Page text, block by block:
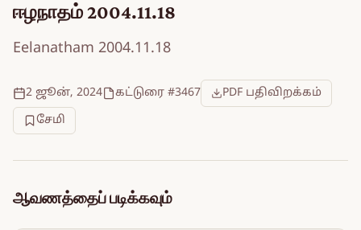
ஈழநாதம் 2004.11.18
Eelanatham 2004.11.18
2 ஜூன், 2024 கட்டுரை #3467
PDF பதிவிறக்கம்
சேமி
ஆவணத்தைப் படிக்கவும்